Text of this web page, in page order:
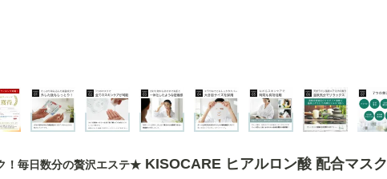
！毎日数分の贅沢エステ★ KISOCARE ヒアルロン酸 配合マスク